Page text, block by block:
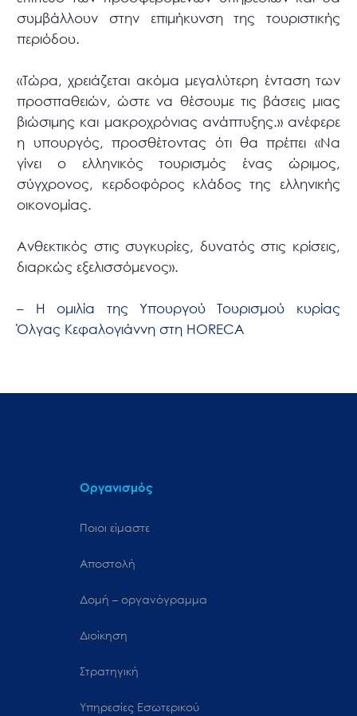
συμβάλλουν στην επιμήκυνση της τουριστικής
περιόδου.
«Τώρα, χρειάζεται ακόμα μεγαλύτερη ένταση των
προσπαθειών, ώστε να θέσουμε τις βάσεις μιας
βιώσιμης και μακροχρόνιας ανάπτυξης.» ανέφερε
η υπουργός, προσθέτοντας ότι θα πρέπει «Να
γίνει ο ελληνικός τουρισμός ένας ώριμος,
σύγχρονος, κερδοφόρος κλάδος της ελληνικής
οικονομίας.
Ανθεκτικός στις συγκυρίες, δυνατός στις κρίσεις,
διαρκώς εξελισσόμενος».
– H ομιλία της Υπουργού Τουρισμού κυρίας
Όλγας Κεφαλογιάννη στη HORECA
Οργανισμός
Ποιοι είμαστε
Αποστολή
Δομή – οργανόγραμμα
Διοίκηση
Στρατηγική
Υπηρεσίες Εσωτερικού